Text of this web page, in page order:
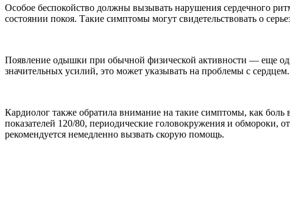
Особое беспокойство должны вызывать нарушения сердечного
состоянии покоя. Такие симптомы могут свидетельствовать о
Появление одышки при обычной физической активности — еще
значительных усилий, это может указывать на проблемы с сердцем.
Кардиолог также обратила внимание на такие симптомы, как
показателей 120/80, периодические головокружения и обмороки,
рекомендуется немедленно вызвать скорую помощь.